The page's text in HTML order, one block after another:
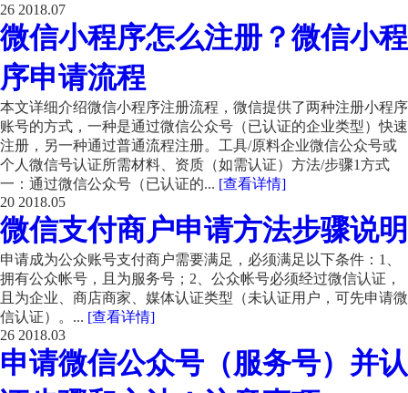
26 2018.07
微信小程序怎么注册？微信小程
序申请流程
本文详细介绍微信小程序注册流程，微信提供了两种注册小程序
账号的方式，一种是通过微信公众号（已认证的企业类型）快速
注册，另一种通过普通流程注册。工具/原料企业微信公众号或
个人微信号认证所需材料、资质（如需认证）方法/步骤1方式
一：通过微信公众号（已认证的... [查看详情]
20 2018.05
微信支付商户申请方法步骤说明
申请成为公众账号支付商户需要满足，必须满足以下条件：1、
拥有公众帐号，且为服务号；2、公众帐号必须经过微信认证，
且为企业、商店商家、媒体认证类型（未认证用户，可先申请微
信认证）。... [查看详情]
26 2018.03
申请微信公众号（服务号）并认